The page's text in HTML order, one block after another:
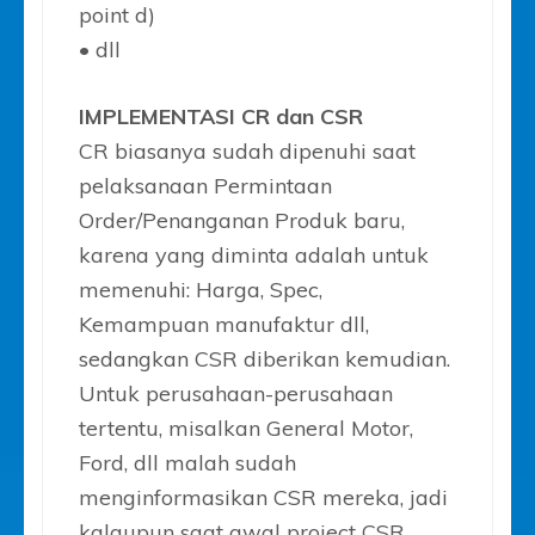
point d)
• dll
IMPLEMENTASI CR dan CSR
CR biasanya sudah dipenuhi saat
pelaksanaan Permintaan
Order/Penanganan Produk baru,
karena yang diminta adalah untuk
memenuhi: Harga, Spec,
Kemampuan manufaktur dll,
sedangkan CSR diberikan kemudian.
Untuk perusahaan-perusahaan
tertentu, misalkan General Motor,
Ford, dll malah sudah
menginformasikan CSR mereka, jadi